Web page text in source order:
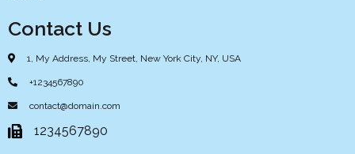
Contact Us
1, My Address, My Street, New York City, NY, USA
+1234567890
contact@domain.com
1234567890